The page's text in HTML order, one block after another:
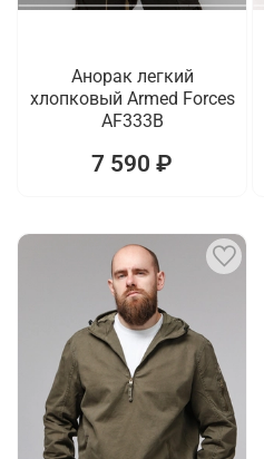
Анорак легкий
хлопковый Armed Forces
AF333B
7 590 ₽